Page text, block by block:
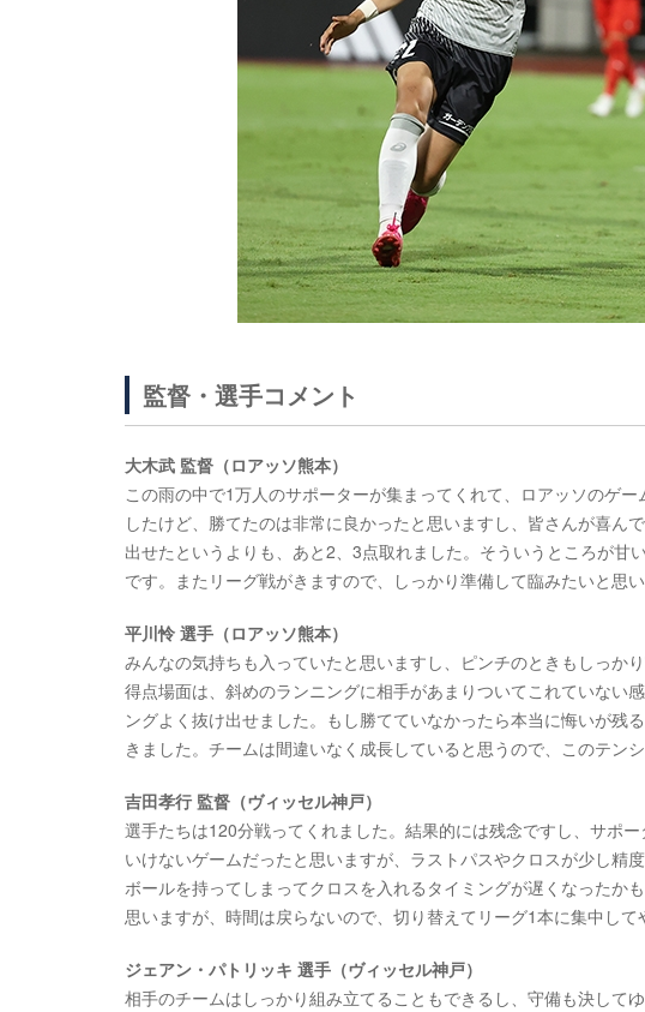
監督・選手コメント
大木武 監督（ロアッソ熊本）
この雨の中で1万人のサポーターが集まってくれて、ロアッソのゲ
したけど、勝てたのは非常に良かったと思いますし、皆さんが喜
出せたというよりも、あと2、3点取れました。そういうところが
です。またリーグ戦がきますので、しっかり準備して臨みたいと思い
平川怜 選手（ロアッソ熊本）
みんなの気持ちも入っていたと思いますし、ピンチのときもしっか
得点場面は、斜めのランニングに相手があまりついてこれていない
ングよく抜け出せました。もし勝てていなかったら本当に悔いが
きました。チームは間違いなく成長していると思うので、このテン
吉田孝行 監督（ヴィッセル神戸）
選手たちは120分戦ってくれました。結果的には残念ですし、サポ
いけないゲームだったと思いますが、ラストパスやクロスが少し精
ボールを持ってしまってクロスを入れるタイミングが遅くなったか
思いますが、時間は戻らないので、切り替えてリーグ1本に集中して
ジェアン・パトリッキ 選手（ヴィッセル神戸）
相手のチームはしっかり組み立てることもできるし、守備も決して